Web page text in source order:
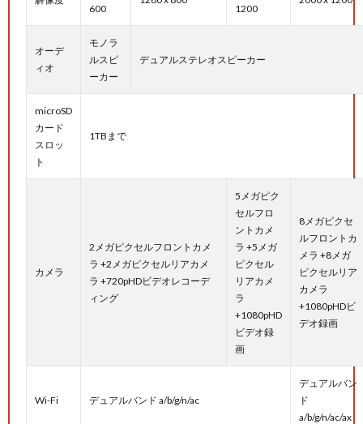
600 1200
オーデ
ィオ
モノラ
ルスピ
ーカー
デュアルステレオスピーカー
microSD
カード
スロッ
ト
1TBまで
カメラ
2メガピクセルフロントカメ
ラ +2メガピクセルリアカメ
ラ +720pHDビデオレコーデ
ィング
5メガピク
セルフロ
ントカメ
ラ +5メガ
ピクセル
リアカメ
ラ
+1080pHD
ビデオ録
画
8メガピクセ
ルフロントカ
メラ +8メガ
ピクセルリア
カメラ
+1080pHDビ
デオ録画
Wi-Fi デュアルバンド a/b/g/n/ac
デュアルバン
ド
a/b/g/n/ac/ax